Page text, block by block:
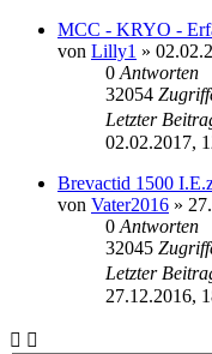
MCC - KRYO -
von Lilly1 »
0 Antworten
32054
Letzter
02.02.2017,
Brevactid 1500
von Vater2016 »
0 Antworten
32045
Letzter
27.12.2016,